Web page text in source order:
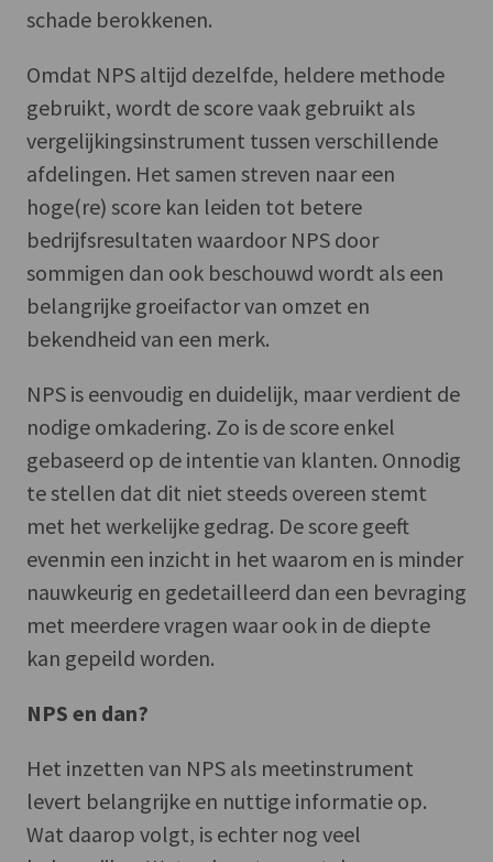
schade berokkenen.
Omdat NPS altijd dezelfde, heldere methode
gebruikt, wordt de score vaak gebruikt als
vergelijkingsinstrument tussen verschillende
afdelingen. Het samen streven naar een
hoge(re) score kan leiden tot betere
bedrijfsresultaten waardoor NPS door
sommigen dan ook beschouwd wordt als een
belangrijke groeifactor van omzet en
bekendheid van een merk.
NPS is eenvoudig en duidelijk, maar verdient de
nodige omkadering. Zo is de score enkel
gebaseerd op de intentie van klanten. Onnodig
te stellen dat dit niet steeds overeen stemt
met het werkelijke gedrag. De score geeft
evenmin een inzicht in het waarom en is minder
nauwkeurig en gedetailleerd dan een bevraging
met meerdere vragen waar ook in de diepte
kan gepeild worden.
NPS en dan?
Het inzetten van NPS als meetinstrument
levert belangrijke en nuttige informatie op.
Wat daarop volgt, is echter nog veel